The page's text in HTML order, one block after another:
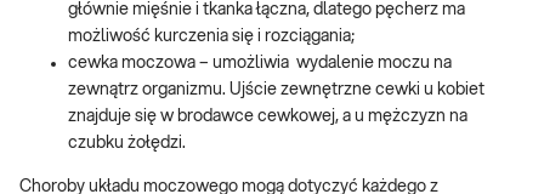
głównie mięśnie i tkanka łączna, dlatego pęcherz ma
możliwość kurczenia się i rozciągania;
cewka moczowa – umożliwia wydalenie moczu na
zewnątrz organizmu. Ujście zewnętrzne cewki u kobiet
znajduje się w brodawce cewkowej, a u mężczyzn na
czubku żołędzi.
Choroby układu moczowego mogą dotyczyć każdego z